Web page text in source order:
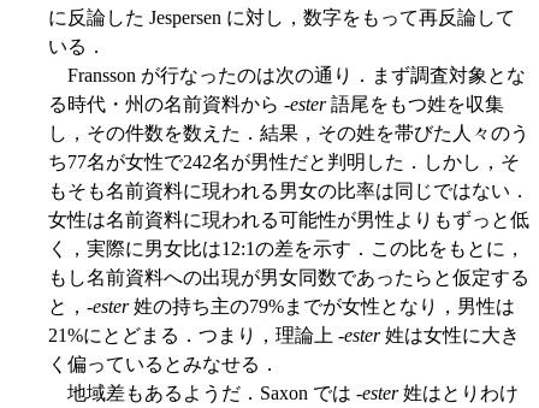
に反論した Jespersen に対し，数字をもって再反論して
いる．
Fransson が行なったのは次の通り．まず調査対象とな
る時代・州の名前資料から -ester語尾をもつ姓を収集
し，その件数を数えた．結果，その姓を帯びた人々のう
ち77名が女性で242名が男性だと判明した．しかし，そ
もそも名前資料に現われる男女の比率は同じではない．
女性は名前資料に現われる可能性が男性よりもずっと低
く，実際に男女比は12:1の差を示す．この比をもとに，
もし名前資料への出現が男女同数であったらと仮定する
と，-ester姓の持ち主の79%までが女性となり，男性は
21%にとどまる．つまり，理論上 -ester姓は女性に大き
く偏っているとみなせる．
地域差もあるようだ．Saxon では -ester姓はとりわけ